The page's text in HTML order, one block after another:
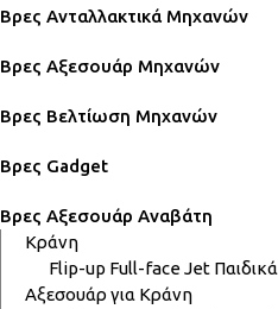
Βρες Ανταλλακτικά Μηχανών
Βρες Αξεσουάρ Μηχανών
Βρες Βελτίωση Μηχανών
Βρες Gadget
Βρες Αξεσουάρ Αναβάτη
Κράνη
Flip-up Full-faceJet Παιδικά
Αξεσουάρ για Κράνη